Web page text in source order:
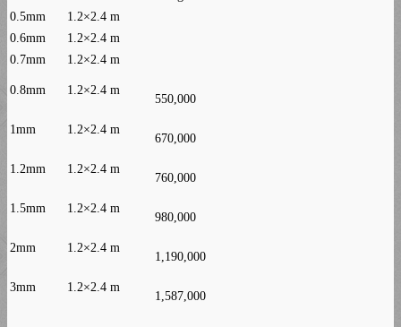
0.5mm
1.2×2.4 m
0.6mm
1.2×2.4 m
0.7mm
1.2×2.4 m
0.8mm 1.2×2.4 m
550,000
1mm 1.2×2.4 m
670,000
1.2mm 1.2×2.4 m
760,000
1.5mm 1.2×2.4 m
980,000
2mm 1.2×2.4 m
1,190,000
3mm 1.2×2.4 m
1,587,000